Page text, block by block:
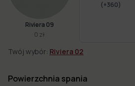
Riviera 09
0 zł
(+360)
Twój wybór: Riviera 02
Powierzchnia spania